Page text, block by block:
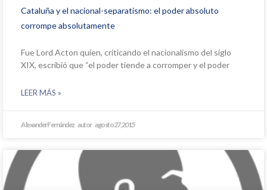
Cataluña y el nacional-separatismo: el poder absoluto
corrompe absolutamente
Fue Lord Acton quien, criticando el nacionalismo del siglo
XIX, escribió que “el poder tiende a corromper y el poder
LEER MÁS »
Alexander Fernández agosto 27, 2015